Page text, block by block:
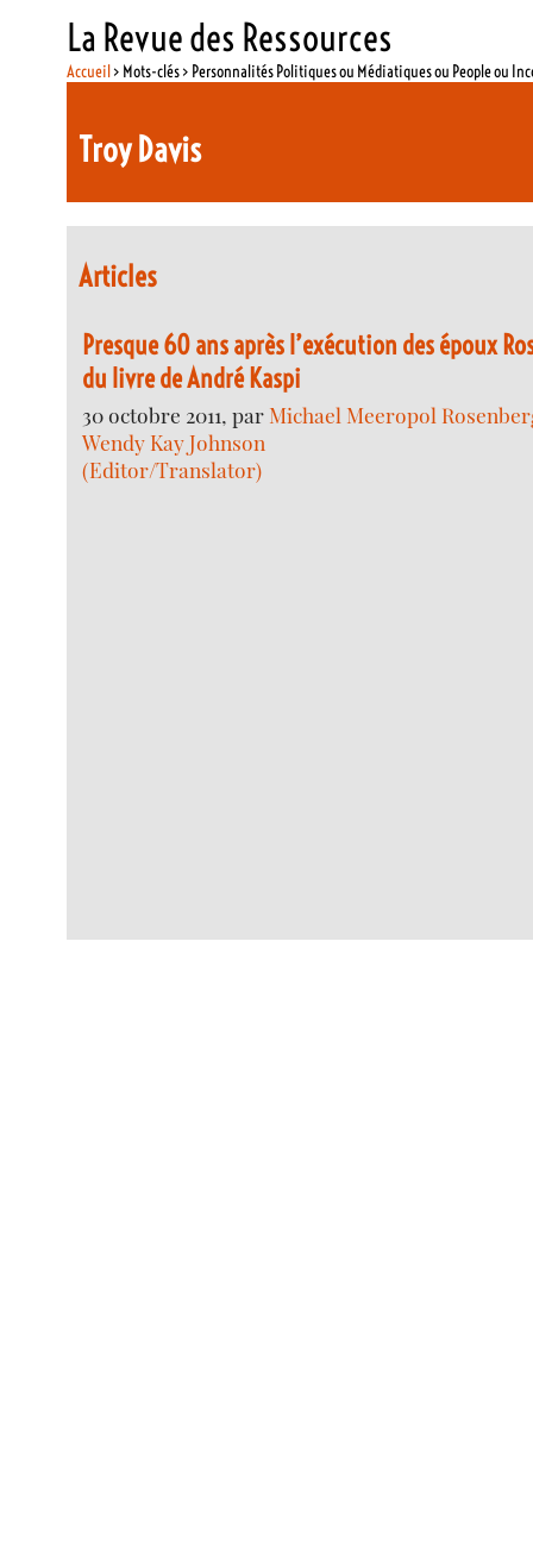
La Revue des Ressources
Accueil> Mots-clés > Personnalités Politiques ou Médiatiques ou People ou
Troy Davis
Articles
Presque 60 ans après l’exécution des époux
du livre de André Kaspi
30 octobre 2011, parMichael Meeropol
Wendy Kay Johnson
(Editor/Translator)